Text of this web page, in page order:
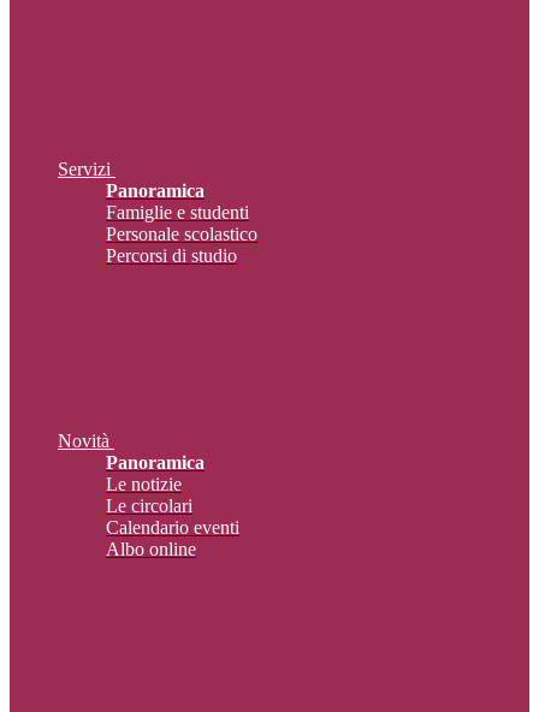
Servizi
Panoramica
Famiglie e studenti
Personale scolastico
Percorsi di studio
Novità
Panoramica
Le notizie
Le circolari
Calendario eventi
Albo online